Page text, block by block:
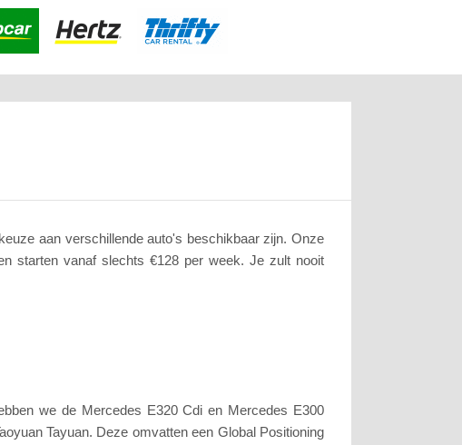
aan verschillende auto's beschikbaar zijn. Onze
starten vanaf slechts €128 per week. Je zult nooit
we de Mercedes E320 Cdi en Mercedes E300
Tayuan. Deze omvatten een Global Positioning